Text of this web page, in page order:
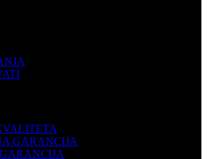
GARANCIJA